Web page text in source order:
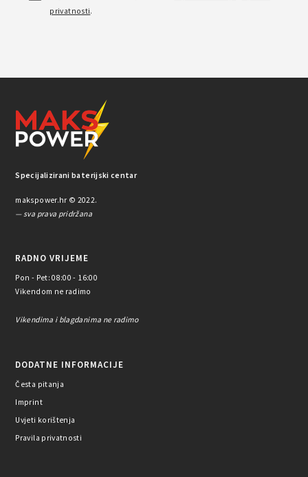
privatnosti.
Specijalizirani baterijski centar
makspower.hr © 2022.
— sva prava pridržana
RADNO VRIJEME
Pon - Pet: 08:00 - 16:00
Vikendom ne radimo
Vikendima i blagdanima ne radimo
DODATNE INFORMACIJE
Česta pitanja
Imprint
Uvjeti korištenja
Pravila privatnosti